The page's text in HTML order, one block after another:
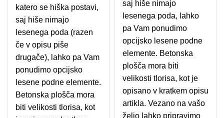
katero se hiška postavi,
saj hiše nimajo
lesenega poda (razen
če v opisu piše
drugače), lahko pa Vam
ponudimo opcijsko
lesene podne elemente.
Betonska plošča mora
biti velikosti tlorisa, kot
saj hiše nimajo
lesenega poda, lahko
pa Vam ponudimo
opcijsko lesene podne
elemente. Betonska
plošča mora biti
velikosti tlorisa, kot je
opisano v kratkem opisu
artikla. Vezano na vašo
željo lahko pripravimo